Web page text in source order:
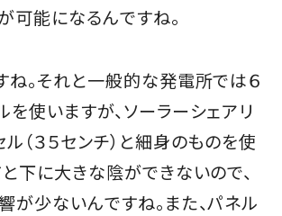
可能になるんですね。
ね。それと一般的な発電所では６
使いますが、ソーラーシェアリ
（３５センチ）と細身のものを使
下に大きな陰ができないので、
が少ないんですね。また、パネル